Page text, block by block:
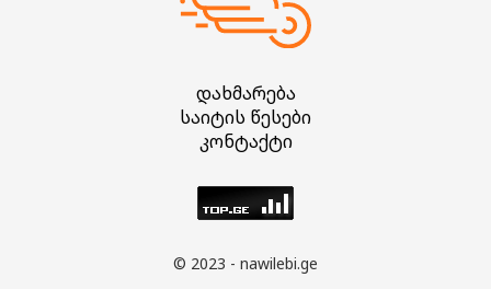
დახმარება
საიტის წესები
კონტაქტი
© 2023 - nawilebi.ge